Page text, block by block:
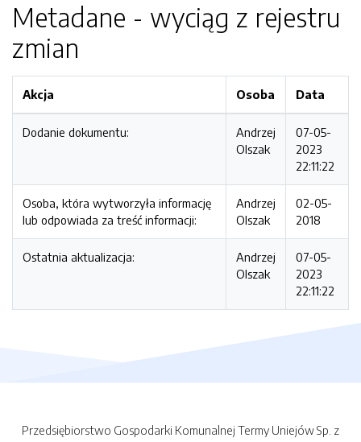
Metadane - wyciąg z rejestru
zmian
Akcja Osoba Data
Dodanie dokumentu:
Andrzej
Olszak
07-05-
2023
22:11:22
Osoba, która wytworzyła informację
lub odpowiada za treść informacji:
Andrzej
Olszak
02-05-
2018
Ostatnia aktualizacja:
Andrzej
Olszak
07-05-
2023
22:11:22
Przedsiębiorstwo Gospodarki Komunalnej Termy Uniejów Sp. z